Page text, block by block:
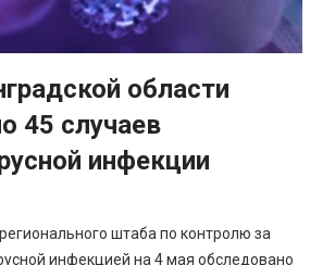
области
45 случаев
инфекции
штаба по контролю за
инфекцией на 4 мая обследовано